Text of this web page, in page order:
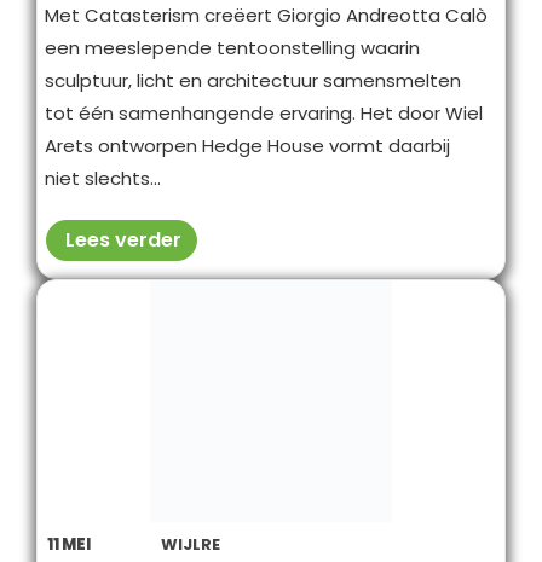
Met Catasterism creëert Giorgio Andreotta Calò
een meeslepende tentoonstelling waarin
sculptuur, licht en architectuur samensmelten
tot één samenhangende ervaring. Het door Wiel
Arets ontworpen Hedge House vormt daarbij
niet slechts...
Lees verder
11MEI WIJLRE